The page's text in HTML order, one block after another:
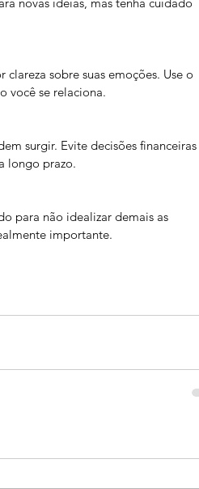
sobre suas emoções. Use o
você se relaciona.
surgir. Evite decisões financeiras
longo prazo.
para não idealizar demais as
importante.